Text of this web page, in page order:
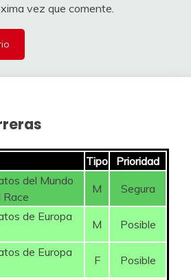
vez que comente.
Tipo
Prioridad
del Mundo
Race
M Segura
de Europa
M Posible
de Europa
F Posible